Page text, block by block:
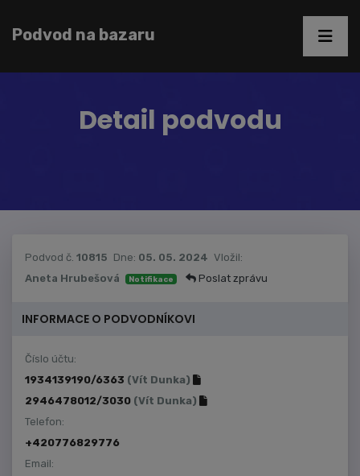
Podvod na bazaru
Detail podvodu
Podvod č. 10815 Dne: 05. 05. 2024 Vložil:
Aneta Hrubešová
Notifikace Poslat zprávu
INFORMACE O PODVODNÍKOVI
Číslo účtu:
1934139190/6363 (Vít Dunka)
2946478012/3030 (Vít Dunka)
Telefon:
+420776829776
Email: